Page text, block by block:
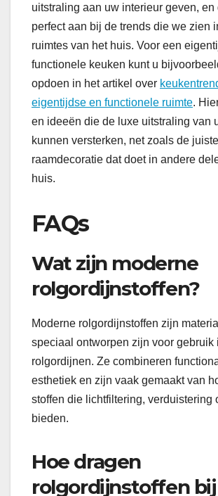
uitstraling aan uw interieur geven, en
perfect aan bij de trends die we zien
ruimtes van het huis. Voor een
functionele keuken kunt u
opdoen in het artikel over
eigentijdse en functionele ruimte.
en ideeën die de luxe uitstraling van
kunnen versterken, net zoals de juiste
raamdecoratie dat doet in andere
huis.
FAQs
Wat zijn moderne
rolgordijnstoffen?
Moderne rolgordijnstoffen zijn
speciaal ontworpen zijn voor gebruik
rolgordijnen. Ze combineren
esthetiek en zijn vaak gemaakt van
stoffen die lichtfiltering, verduistering
bieden.
Hoe dragen
rolgordijnstoffen bij